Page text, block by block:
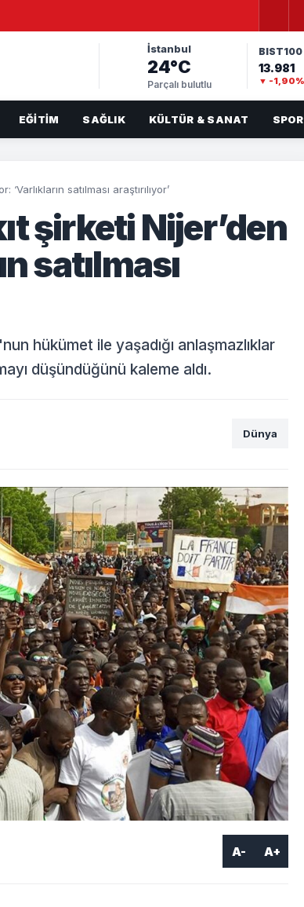
İstanbul
24°C
Parçalı bulutlu
BIST100
13.981
▼ -1,90%
EĞITIM SAĞLIK KÜLTÜR & SANAT SPOR
satılması araştırılıyor’
şirketi Nijer’den
satılması
hükümet ile yaşadığı anlaşmazlıklar
düşündüğünü kaleme aldı.
Dünya
A- A+